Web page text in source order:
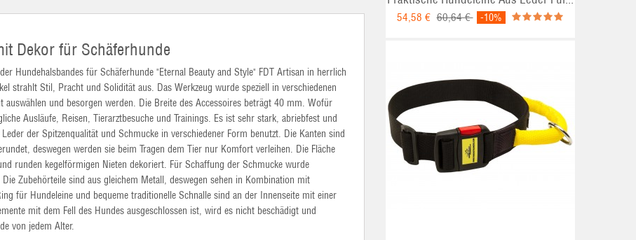
Dekor für Schäferhunde
Hundehalsbandes für Schäferhunde "Eternal Beauty and Style" FDT Artisan in herrlich
strahlt Stil, Pracht und Solidität aus. Das Werkzeug wurde speziell in verschiedenen
auswählen und besorgen werden. Die Breite des Accessoires beträgt 40 mm. Wofür
Ausläufe, Reisen, Tierarztbesuche und Trainings. Es ist sehr stark, abriebfest und
der Spitzenqualität und Schmucke in verschiedener Form benutzt. Die Kanten sind
deswegen werden sie beim Tragen dem Tier nur Komfort verleihen. Die Fläche
runden kegelförmigen Nieten dekoriert. Für Schaffung der Schmucke wurde
Zubehörteile sind aus gleichem Metall, deswegen sehen in Kombination mit
für Hundeleine und bequeme traditionelle Schnalle sind an der Innenseite mit einer
mit dem Fell des Hundes ausgeschlossen ist, wird es nicht beschädigt und
von jedem Alter.
54,58 € 60,64 € -10%